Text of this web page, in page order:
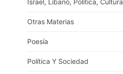
Israel, Libano, Politica, Cultura
Otras Materias
Poesía
Política Y Sociedad